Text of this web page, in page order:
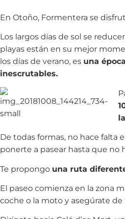
En Otoño, Formentera se
Los largos días de sol se
playas están en su mejor
los días de verano, es una
inescrutables.
De todas formas, no hace falta
ponerte a pasear hasta que no
Te propongo una ruta
El paseo comienza en la zona
coche o la moto y asegúrate